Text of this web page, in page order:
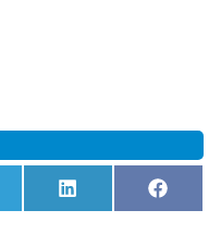
Compartir
en
L
i
en
F
a